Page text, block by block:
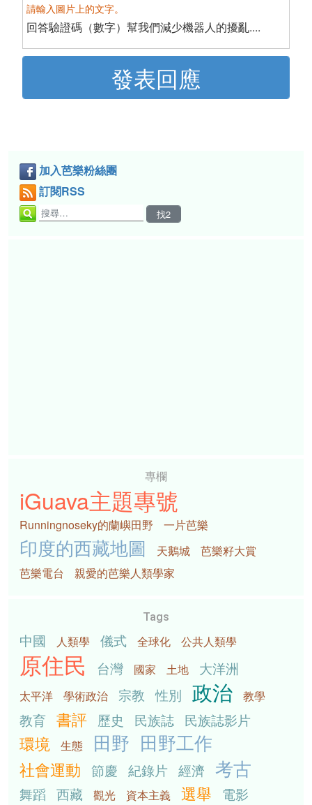
請輸入圖片上的文字。
回答驗證碼（數字）幫我們減少機器人的擾亂....
加入芭樂粉絲團
訂閱RSS
專欄
iGuava主題專號
Runningnoseky的蘭嶼田野 一片芭樂
印度的西藏地圖 天鵝城
芭樂籽大賞
芭樂電台
親愛的芭樂人類學家
Tags
中國 人類學 儀式 全球化 公共人類學
原住民 台灣 國家 土地 大洋洲
太平洋 學術政治 宗教 性別 政治 教學
教育 書評 歷史 民族誌 民族誌影片
環境 生態 田野 田野工作
社會運動 節慶 紀錄片 經濟 考古
舞蹈 西藏 觀光 資本主義 選舉
電影